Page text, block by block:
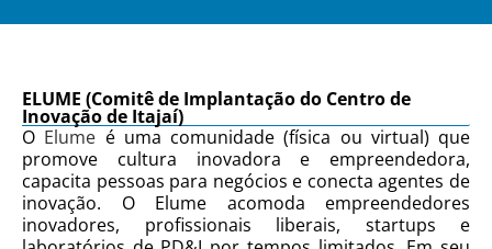
ELUME (Comitê de Implantação do Centro de
Inovação de Itajaí)
O Elume é uma comunidade (física ou virtual) que
promove cultura inovadora e empreendedora,
capacita pessoas para negócios e conecta agentes de
inovação. O Elume acomoda empreendedores
inovadores, profissionais liberais, startups e